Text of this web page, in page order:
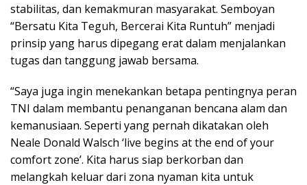
stabilitas, dan kemakmuran masyarakat. Semboyan
“Bersatu Kita Teguh, Bercerai Kita Runtuh” menjadi
prinsip yang harus dipegang erat dalam menjalankan
tugas dan tanggung jawab bersama.
“Saya juga ingin menekankan betapa pentingnya peran
TNI dalam membantu penanganan bencana alam dan
kemanusiaan. Seperti yang pernah dikatakan oleh
Neale Donald Walsch ‘live begins at the end of your
comfort zone’. Kita harus siap berkorban dan
melangkah keluar dari zona nyaman kita untuk